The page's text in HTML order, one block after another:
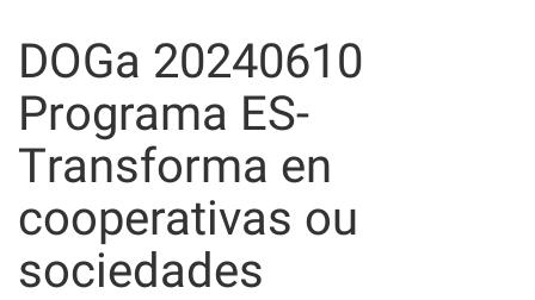
content
DOGa 20240610
Programa ES-
Transforma en
cooperativas ou
sociedades